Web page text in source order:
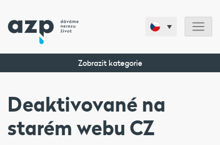
Zobrazit kategorie
Deaktivované na
starém webu CZ